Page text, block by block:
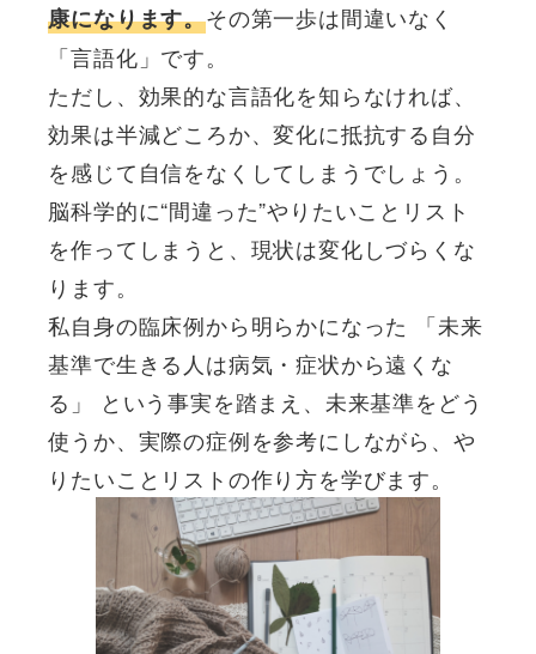
康になります。その第一歩は間違いなく
「言語化」です。
ただし、効果的な言語化を知らなければ、
効果は半減どころか、変化に抵抗する自分
を感じて自信をなくしてしまうでしょう。
脳科学的に“間違った”やりたいことリスト
を作ってしまうと、現状は変化しづらくな
ります。
私自身の臨床例から明らかになった 「未来
基準で生きる人は病気・症状から遠くな
る」 という事実を踏まえ、未来基準をどう
使うか、実際の症例を参考にしながら、や
りたいことリストの作り方を学びます。